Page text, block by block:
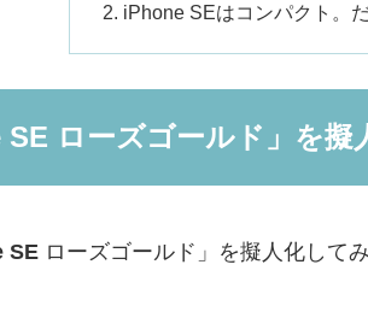
iPhone SEはコンパクト。
SE ローズゴールド」を擬
SE ローズゴールド」を擬人化して